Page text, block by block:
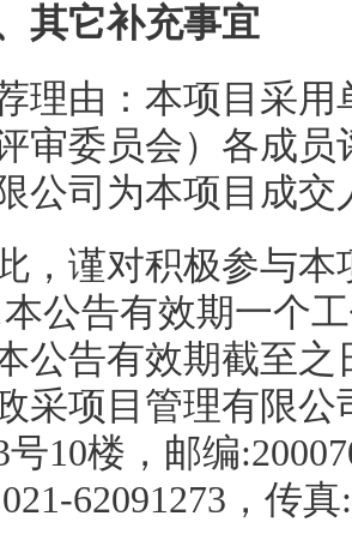
其它补充事宜
理由：本项目采
评审委员会）各成
公司为本项目成交
，谨对积极参与
公告有效期一个
公告有效期截至
采项目管理有限
号10楼，邮编
62091273，传